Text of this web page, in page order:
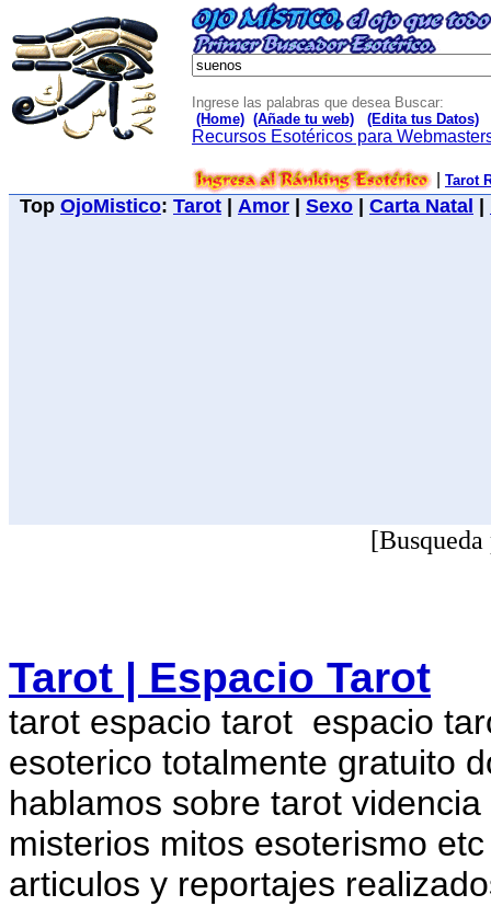
Ingrese las palabras que desea Buscar:
(Home) (Añade tu web) (Edita tus Datos)
Recursos Esotéricos para
Tarot
Top OjoMistico: Tarot Amor Sexo Carta Natal
[Busqueda
Tarot | Espacio Tarot
tarot espacio tarot espacio
esoterico totalmente gratuito
hablamos sobre tarot
misterios mitos esoterismo
articulos y reportajes